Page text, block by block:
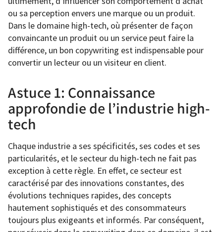
ou sa perception envers une marque ou un produit.
Dans le domaine high-tech, où présenter de façon
convaincante un produit ou un service peut faire la
différence, un bon copywriting est indispensable pour
convertir un lecteur ou un visiteur en client.
Astuce 1: Connaissance
approfondie de l’industrie high-
tech
Chaque industrie a ses spécificités, ses codes et ses
particularités, et le secteur du high-tech ne fait pas
exception à cette règle. En effet, ce secteur est
caractérisé par des innovations constantes, des
évolutions techniques rapides, des concepts
hautement sophistiqués et des consommateurs
toujours plus exigeants et informés. Par conséquent,